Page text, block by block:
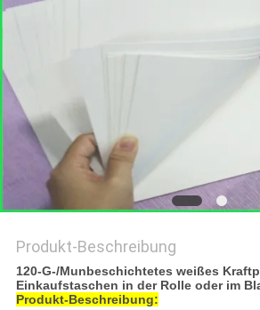
Produkt-Beschreibung
120-G-/Munbeschichtetes weißes
Einkaufstaschen in der Rolle oder im
Produkt-Beschreibung: